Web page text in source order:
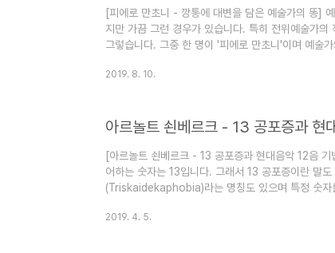
[피에로 만초니 - 깡통에 대변을 담은 예술가의 똥]
지만 가끔 그런 경우가 있습니다. 특히 전위예술가
그렇습니다. 그중 한 명이 '피에로 만초니'이며 예술
대해서도 추적해 봅니다. [엮인 글] 빌리 바우마이스
매에서 낙찰되었..
2019. 8. 10.
아르놀트 쇤베르크 - 13 공포증과 현
[아르놀트 쇤베르크 - 13 공포증과 현대음악 12음
어하는 숫자는 13입니다. 그래서 13 공포증이란 말
(Triskaidekaphobia)라는 명칭도 있으며 특정 숫자
특히 음악가 아르놀트 쇤베르크는 13을 너무나도 싫
2019. 4. 5.